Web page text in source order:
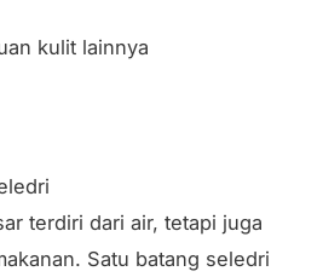
kulit lainnya
terdiri dari air, tetapi juga
Satu batang seledri